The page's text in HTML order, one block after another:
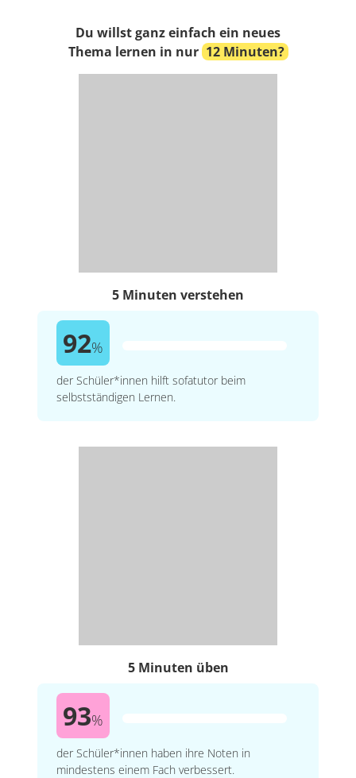
Du willst ganz einfach ein neues
Thema lernen in nur 12 Minuten?
5 Minuten verstehen
92%
der Schüler*innen hilft sofatutor beim
selbstständigen Lernen.
5 Minuten üben
93%
der Schüler*innen haben ihre Noten in
mindestens einem Fach verbessert.